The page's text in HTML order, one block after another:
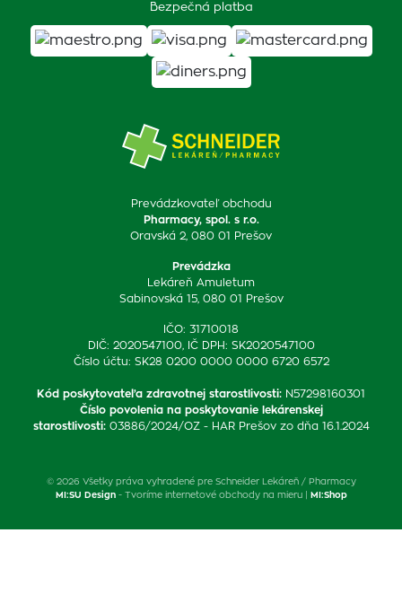
Prevádzkovateľ obchodu
Pharmacy, spol. s r.o.
Oravská 2, 080 01 Prešov
Prevádzka
Lekáreň Amuletum
Sabinovská 15, 080 01 Prešov
IČO: 31710018
DIČ: 2020547100, IČ DPH: SK2020547100
Číslo účtu: SK28 0200 0000 0000 6720 6572
Kód poskytovateľa zdravotnej starostlivosti: N57298160301
Číslo povolenia na poskytovanie lekárenskej
starostlivosti: 03886/2024/OZ - HAR Prešov zo dňa 16.1.2024
Bezpečná platba
© 2026 Všetky práva vyhradené pre Schneider Lekáreň / Pharmacy
MI:SU Design- Tvoríme internetové obchody na mieru | MI:Shop